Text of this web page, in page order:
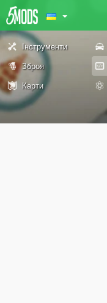
Інструменти
Зброя
Карти